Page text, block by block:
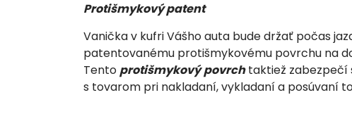
Protišmykový patent
Vanička v kufri Vášho auta bude držať počas
patentovanému protišmykovému povrchu na
Tentoprotišmykovýpovrchtaktiež zabezpečí
s tovarom pri nakladaní, vykladaní a posúvaní